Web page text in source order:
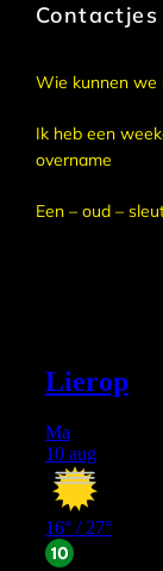
Contactjes
Wie kunnen we
Ik heb een
overname